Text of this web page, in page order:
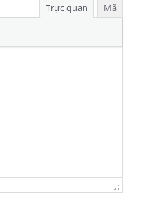
Trực quan Mã